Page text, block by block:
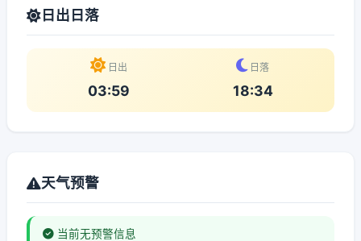
日出日落
日出
03:59
日落
18:34
天气预警
当前无预警信息